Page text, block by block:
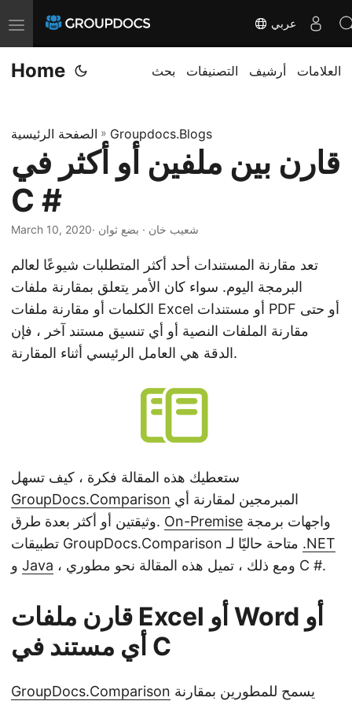
T
o
g
e
a
v
i
a
t
i
o
n
عربي
Home بحث التصنيفات أرشيف العلامات
الصفحة الرئيسية » Groupdocs.Blogs
قارن بين ملفين أو أكثر في
C #
March 10, 2020 · شعيب خان · بضع ثوان
تعد مقارنة المستندات أحد أكثر المتطلبات شيوعًا لعالم
البرمجة اليوم. سواء كان الأمر يتعلق بمقارنة ملفات
الكلمات أو مقارنة ملفات Excel أو مستندات PDF أو حتى
مقارنة الملفات النصية أو أي تنسيق مستند آخر ، فإن
الدقة هي العامل الرئيسي أثناء المقارنة.
ستعطيك هذه المقالة فكرة ، كيف تسهل
GroupDocs.Comparison
وثيقتين أو أكثر بعدة طرق. On-Premise
.NET
Java ، ومع ذلك ، تميل هذه المقالة نحو مطوري C #.
قارن ملفات Excel أو Word أو
أي مستند في C
GroupDocs.Comparison